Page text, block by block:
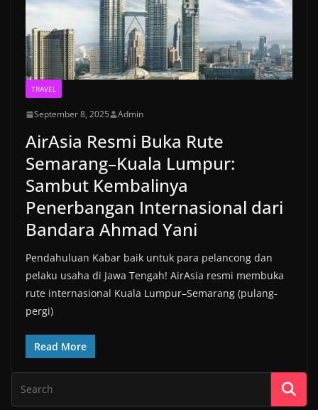
TRAVEL
September 8, 2025 Admin
AirAsia Resmi Buka Rute
Semarang–Kuala Lumpur:
Sambut Kembalinya
Penerbangan Internasional dari
Bandara Ahmad Yani
Pendahuluan Kabar baik untuk para pelancong dan
pelaku usaha di Jawa Tengah! AirAsia resmi membuka
rute internasional Kuala Lumpur–Semarang (pulang-
pergi)
Read More